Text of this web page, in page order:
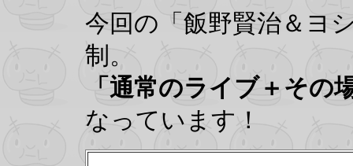
今回の「飯野賢治＆ヨ
制。
「通常のライブ＋その
なっています！